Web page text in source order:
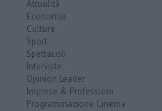
Attualità
Economia
Cultura
Sport
Spettacoli
Interviste
Opinion Leader
Imprese & Professioni
Programmazione Cinema